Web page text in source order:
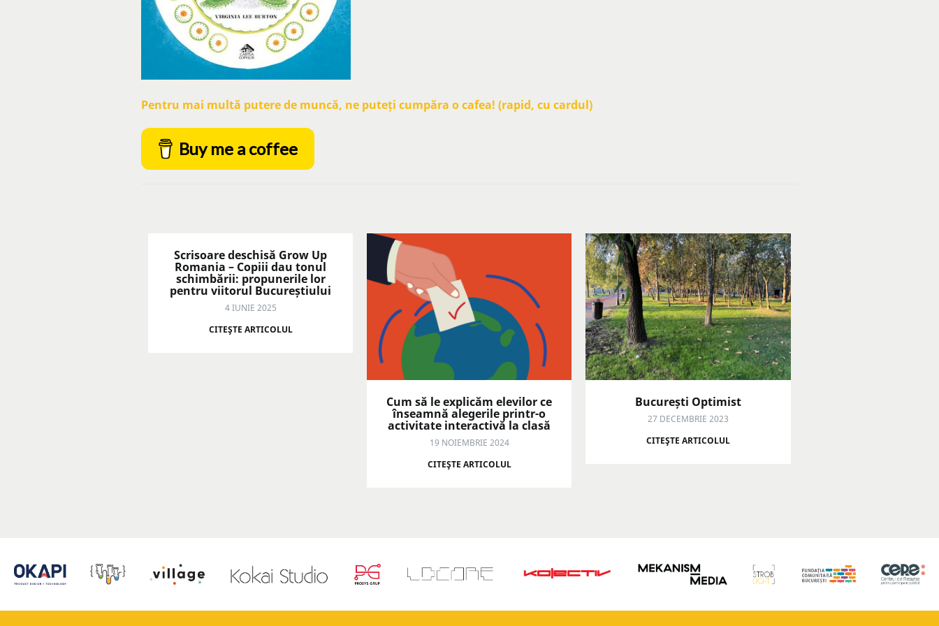
Pentru mai multă putere de muncă, ne puteți cumpăra o cafea! (rapid, cu cardul)
Buy me a coffee
Scrisoare deschisă Grow Up
Romania – Copiii dau tonul
schimbării: propunerile lor
pentru viitorul Bucureștiului
4 IUNIE 2025
CITEŞTE ARTICOLUL
Cum să le explicăm elevilor ce
înseamnă alegerile printr-o
activitate interactivă la clasă
19 NOIEMBRIE 2024
CITEŞTE ARTICOLUL
București Optimist
27 DECEMBRIE 2023
CITEŞTE ARTICOLUL